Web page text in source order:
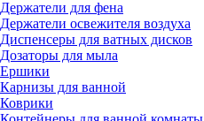
Держатели для фена
Держатели освежителя воздуха
Диспенсеры для ватных дисков
Дозаторы для мыла
Ершики
Карнизы для ванной
Коврики